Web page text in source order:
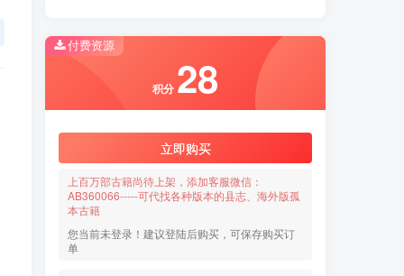
付费资源
积分 28
立即购买
上百万部古籍尚待上架，添加客服微信：
AB360066-----可代找各种版本的县志、海外版孤
本古籍
您当前未登录！建议登陆后购买，可保存购买订
单